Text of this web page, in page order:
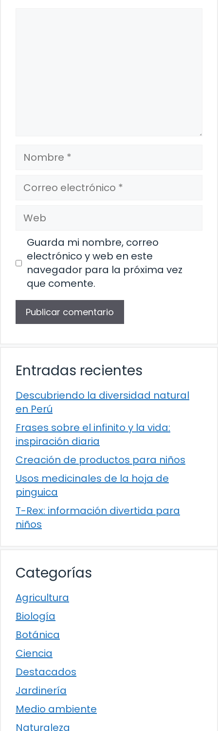
Nombre
Correo
electrónico
Web
Guarda mi nombre, correo
electrónico y web en este
navegador para la próxima vez
que comente.
Entradas recientes
Descubriendo la diversidad natural
en Perú
Frases sobre el infinito y la vida:
inspiración diaria
Creación de productos para niños
Usos medicinales de la hoja de
pinguica
T-Rex: información divertida para
niños
Categorías
Agricultura
Biología
Botánica
Ciencia
Destacados
Jardinería
Medio ambiente
Naturaleza